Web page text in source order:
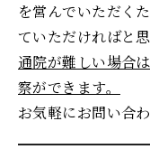
を営んでいただく
ていただければと思
通院が難しい場合
察ができます。
お気軽にお問い合